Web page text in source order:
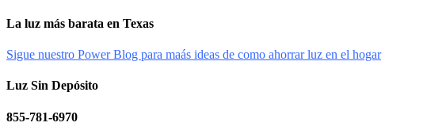
La luz más barata en Texas
Sigue nuestro Power Blog para maás ideas de como ahorrar luz en el hogar
Luz Sin Depósito
855-781-6970